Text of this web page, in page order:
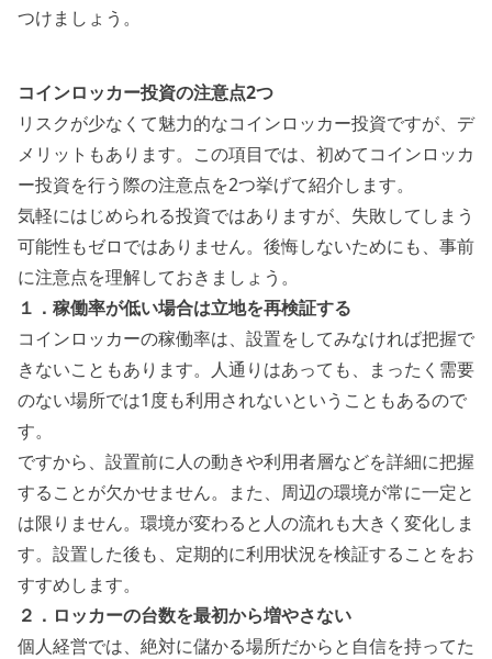
つけましょう。
コインロッカー投資の注意点2つ
リスクが少なくて魅力的なコインロッカー投資ですが、デ
メリットもあります。この項目では、初めてコインロッカ
ー投資を行う際の注意点を2つ挙げて紹介します。
気軽にはじめられる投資ではありますが、失敗してしまう
可能性もゼロではありません。後悔しないためにも、事前
に注意点を理解しておきましょう。
１．稼働率が低い場合は立地を再検証する
コインロッカーの稼働率は、設置をしてみなければ把握で
きないこともあります。人通りはあっても、まったく需要
のない場所では1度も利用されないということもあるので
す。
ですから、設置前に人の動きや利用者層などを詳細に把握
することが欠かせません。また、周辺の環境が常に一定と
は限りません。環境が変わると人の流れも大きく変化しま
す。 設置した後も、定期的に利用状況を検証することをお
すすめします。
２．ロッカーの台数を最初から増やさない
個人経営では、絶対に儲かる場所だからと自信を持ってた